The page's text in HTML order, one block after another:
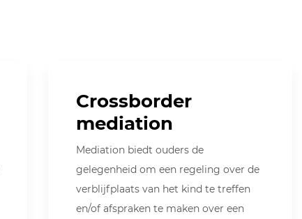
Crossborder
mediation
Mediation biedt ouders de
gelegenheid om een regeling over de
verblijfplaats van het kind te treffen
en/of afspraken te maken over een